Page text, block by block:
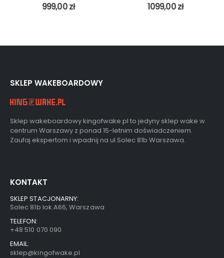
999,00zł 1099,00zł
SKLEP WAKEBOARDOWY
Sklep wakeboardowy kingofwake.pl to jedyny sklep wake w
centrum Warszawy z ponad 15-letnim doświadczeniem.
Zaufaj ekspertom i wpadnij na ul.Solec 81b Warszawa.
KONTAKT
SKLEP STACJONARNY:
Solec 81b lok.A66, Warszawa
TELEFON:
+48 510 070 090
EMAIL:
sklep@kingofwake.pl